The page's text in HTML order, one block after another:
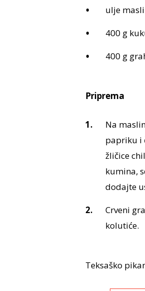
ulje
400 g
400 g
Priprema
Na
papriku i
žličice
kumina,
dodajte
Crveni
kolutiće.
Teksaško